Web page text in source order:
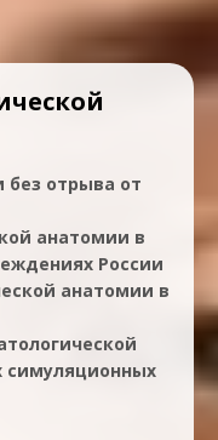
отрыва от
анатомии в
России
анатомии в
симуляционных